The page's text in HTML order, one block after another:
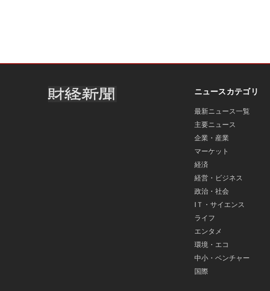
ニュースカテゴリ
最新ニュース一覧
主要ニュース
企業・産業
マーケット
経済
経営・ビジネス
政治・社会
IＴ・サイエンス
ライフ
エンタメ
環境・エコ
中小・ベンチャー
国際